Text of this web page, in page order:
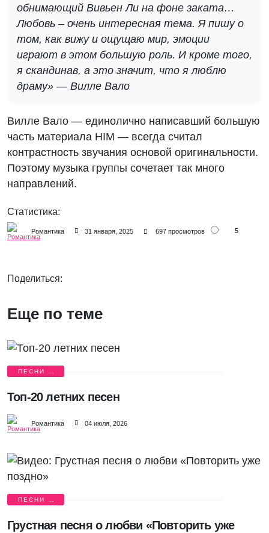
обнимающий Вивьен Ли на фоне заката…
Любовь – очень интересная тема. Я пишу о
том, как вижу и ощущаю мир, эмоции
играют в этом большую роль. И кроме того,
я скандинав, а это значит, что я люблю
драму» — Вилле Вало
Вилле Вало — единолично написавший большую
часть материала HIM — всегда считал
контрастность звучания основой оригинальности.
Поэтому музыка группы сочетает так много
направлений.
Статистика:
Романтика 31 января, 2025 697 просмотров 5
Поделиться:
Еще по теме
ПЕСНИ О
Топ-20 летних песен
Романтика 04 июля, 2026
ПЕСНИ О
Грустная песня о любви «Повторить уже